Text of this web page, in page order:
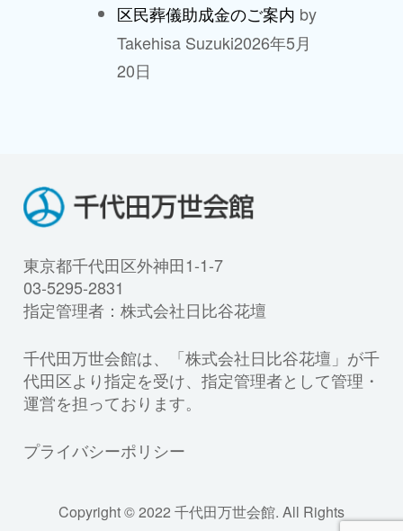
区民葬儀助成金のご案内 by
Takehisa Suzuki2026年5月
20日
東京都千代田区外神田1-1-7
03-5295-2831
指定管理者：株式会社日比谷花壇
千代田万世会館は、「株式会社日比谷花壇」が千
代田区より指定を受け、指定管理者として管理・
運営を担っております。
プライバシーポリシー
Copyright © 2022 千代田万世会館. All Rights